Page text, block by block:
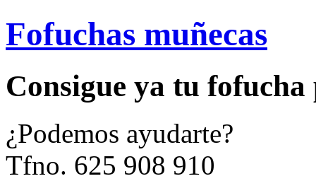
Fofuchas muñecas
Consigue ya tu
¿Podemos ayudarte?
Tfno. 625 908 910